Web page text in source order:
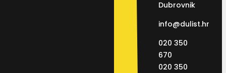
Dubrovnik
info@dulist.hr
020 350
670
020 350